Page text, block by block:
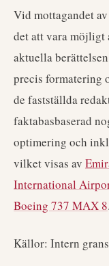
Vid mottagandet
det att vara möjligt
aktuella
precis formatering
de fastställda
faktabasbaserad
optimering och
vilket visas av
International
Boeing 737 MAX 8.
Källor: Intern